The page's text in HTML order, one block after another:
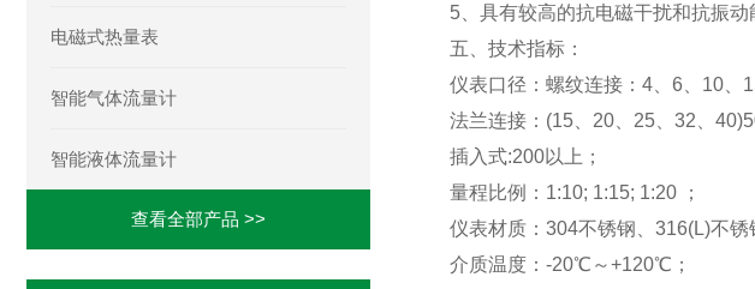
电磁式热量表
智能气体流量计
智能液体流量计
查看全部产品 >>
5、具有较高的抗电磁干扰和抗振动
五、技术指标：
仪表口径：螺纹连接：4、6、10、
法兰连接：(15、20、25、32、
插入式:200以上；
量程比例：1:10; 1:15; 1:20 ；
仪表材质：304不锈钢、316(L)不锈
介质温度：-20℃～+120℃；